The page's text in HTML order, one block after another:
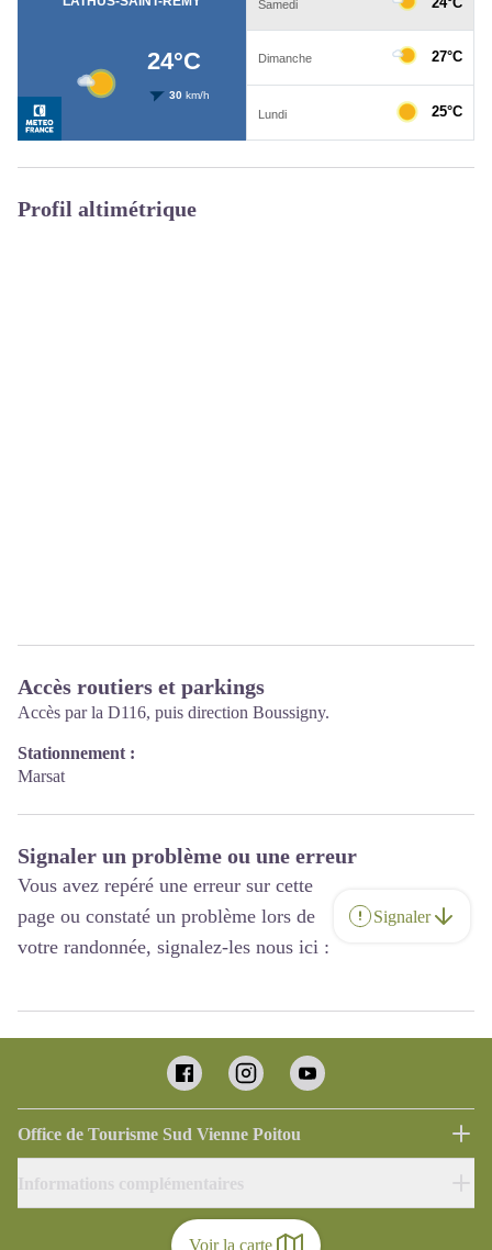
Voir la carte
Profil altimétrique
Accès routiers et parkings
Accès par la D116, puis direction Boussigny.
Stationnement :
Marsat
Signaler un problème ou une erreur
Vous avez repéré une erreur sur cette
page ou constaté un problème lors de
votre randonnée, signalez-les nous ici :
Signaler
Office de Tourisme Sud Vienne Poitou
Informations complémentaires